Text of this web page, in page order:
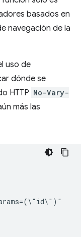
basados en
navegación de la
uso de
dónde se
HTTP No-Vary-
más las